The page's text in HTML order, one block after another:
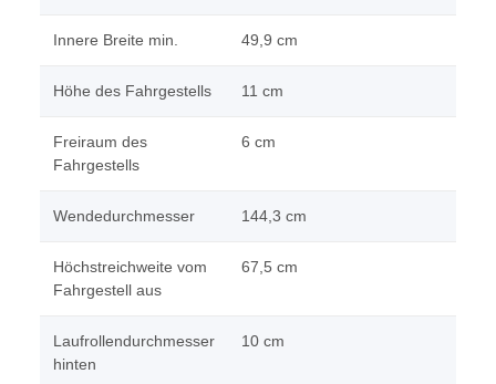
Innere Breite min. 49,9 cm
Höhe des Fahrgestells 11 cm
Freiraum des
Fahrgestells
6 cm
Wendedurchmesser 144,3 cm
Höchstreichweite vom
Fahrgestell aus
67,5 cm
Laufrollendurchmesser
hinten
10 cm